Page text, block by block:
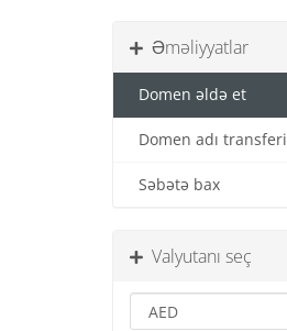
Əməliyyatlar
Domen əldə et
Domen adı transferi
Səbətə bax
Valyutanı seç